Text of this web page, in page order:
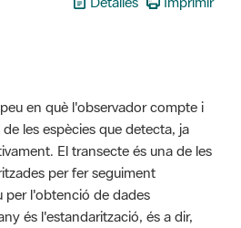
en què l'observador compte i
les espècies que detecta, ja
El transecte és una de les
per fer seguiment
per l'obtenció de dades
és l'estandarització, és a dir,